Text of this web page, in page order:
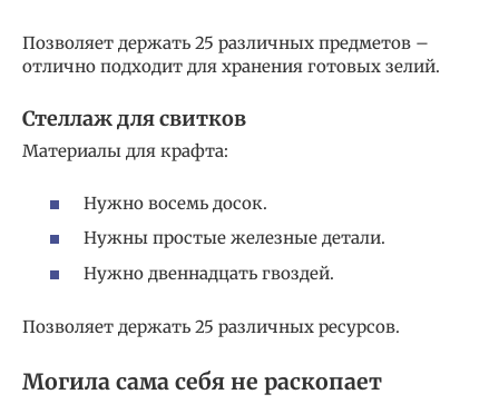
Позволяет держать 25 различных предметов –
отлично подходит для хранения готовых зелий.
Стеллаж для свитков
Материалы для крафта:
Нужно восемь досок.
Нужны простые железные детали.
Нужно двеннадцать гвоздей.
Позволяет держать 25 различных ресурсов.
Могила сама себя не раскопает